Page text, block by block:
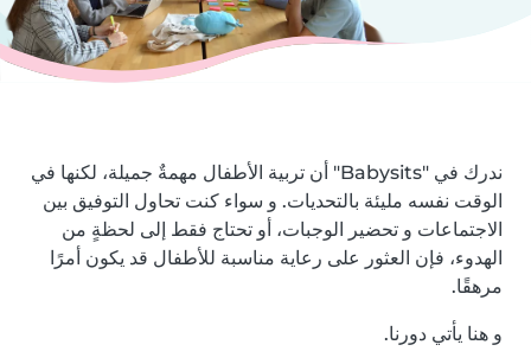
ندرك في "Babysits" أن تربية الأطفال مهمةٌ جميلة، لكنها في
الوقت نفسه مليئة بالتحديات. و سواء كنت تحاول التوفيق بين
الاجتماعات و تحضير الوجبات، أو تحتاج فقط إلى لحظةٍ من
الهدوء، فإن العثور على رعاية مناسبة للأطفال قد يكون أمرًا
مرهقًا.
و هنا يأتي دورنا.